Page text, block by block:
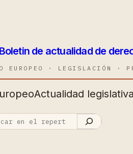
de actualidad de
EUROPEO · LEGISLACIÓN ·
Actualidad legislativa